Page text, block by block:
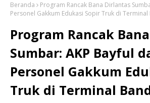
Beranda
Program Rancak Bana Dirlantas
Personel Gakkum Edukasi Sopir Truk di
Program Rancak
Sumbar: AKP Bayful
Personel Gakkum
Truk di Terminal